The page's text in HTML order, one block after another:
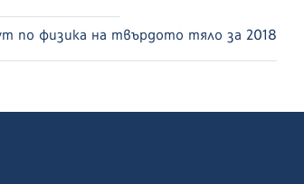
по физика на твърдото тяло за 2018